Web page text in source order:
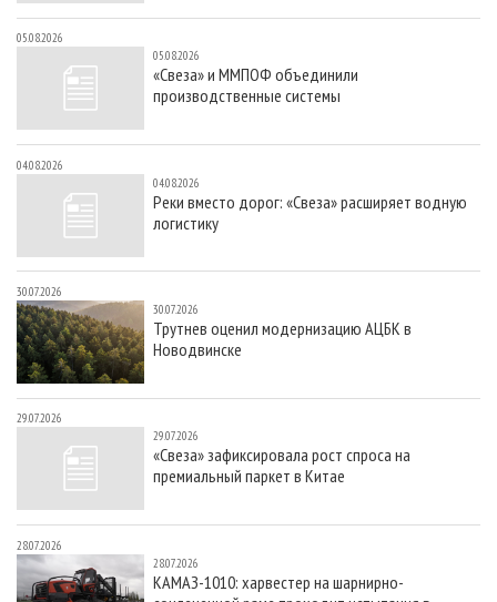
05.08.2026
05.08.2026
«Свеза» и ММПОФ объединили
производственные системы
04.08.2026
04.08.2026
Реки вместо дорог: «Свеза» расширяет водную
логистику
30.07.2026
30.07.2026
Трутнев оценил модернизацию АЦБК в
Новодвинске
29.07.2026
29.07.2026
«Свеза» зафиксировала рост спроса на
премиальный паркет в Китае
28.07.2026
28.07.2026
КАМАЗ-1010: харвестер на шарнирно-